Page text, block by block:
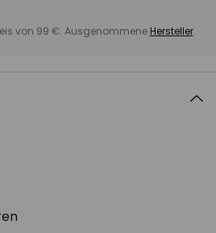
von 99 €. Ausgenommene Hersteller.